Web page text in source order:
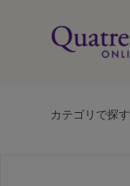
カテゴリで探す